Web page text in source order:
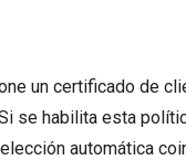
un certificado de
se habilita esta
automática